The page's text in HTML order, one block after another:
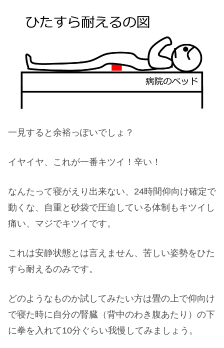
一見すると余裕っぽいでしょ？
イヤイヤ、これが一番キツイ！辛い！
なんたって寝がえり出来ない、24時間仰向け確定で
動くな、自重と砂袋で圧迫している体制もキツイし
痛い、マジでキツイです。
これは安静状態とは言えません、苦しい姿勢をひた
すら耐えるのみです。
どのようなものか試してみたい方は畳の上で仰向け
で寝た時に自分の腎臓（背中のわき腹あたり）の下
に拳を入れて10分ぐらい我慢してみましょう。